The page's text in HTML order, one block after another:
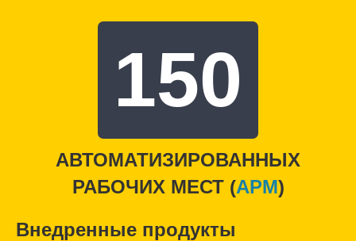
150
АВТОМАТИЗИРОВАННЫХ
РАБОЧИХ МЕСТ (APM)
Внедренные продукты